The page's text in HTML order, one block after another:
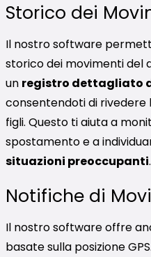
Storico dei
Il nostro software
storico dei movimenti del
un registro dettagliato
consentendoti di rivedere
figli. Questo ti aiuta a
spostamento e a
situazioni preoccupanti.
Notifiche di
Il nostro software offre
basate sulla posizione